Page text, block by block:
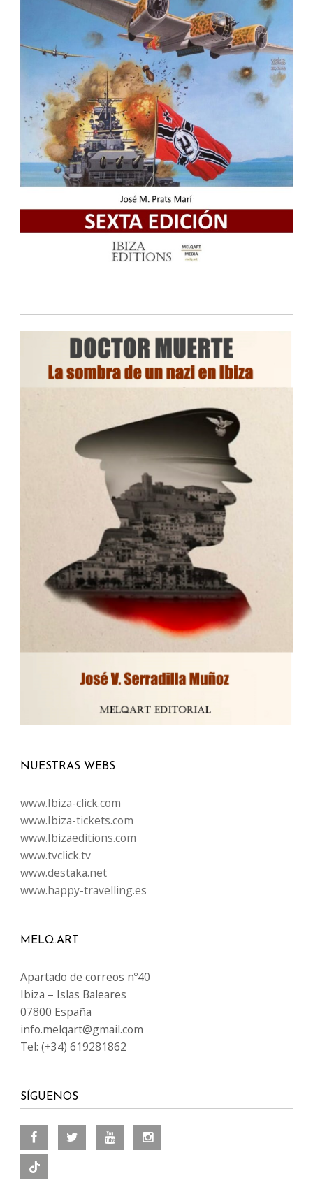
NUESTRAS WEBS
www.Ibiza-click.com
www.Ibiza-tickets.com
www.Ibizaeditions.com
www.tvclick.tv
www.destaka.net
www.happy-travelling.es
MELQ.ART
Apartado de correos nº40
Ibiza – Islas Baleares
07800 España
info.melqart@gmail.com
Tel: (+34) 619281862
SÍGUENOS